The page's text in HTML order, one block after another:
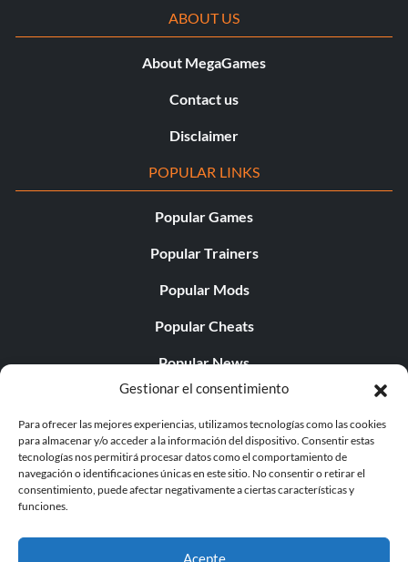
Gestionar el consentimiento
Para ofrecer las mejores experiencias, utilizamos tecnologías como las cookies
para almacenar y/o acceder a la información del dispositivo. Consentir estas
tecnologías nos permitirá procesar datos como el comportamiento de
navegación o identificaciones únicas en este sitio. No consentir o retirar el
consentimiento, puede afectar negativamente a ciertas características y
funciones.
Acepte
ABOUT US
About MegaGames
Contact us
Disclaimer
POPULAR LINKS
Popular Games
Popular Trainers
Popular Mods
Popular Cheats
Popular News
Popular Editorials
Popular Free Games
LATEST UPDATES